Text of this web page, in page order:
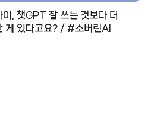
이, 챗GPT 잘 쓰는 것보다 더
게 있다고요? / #소버린AI